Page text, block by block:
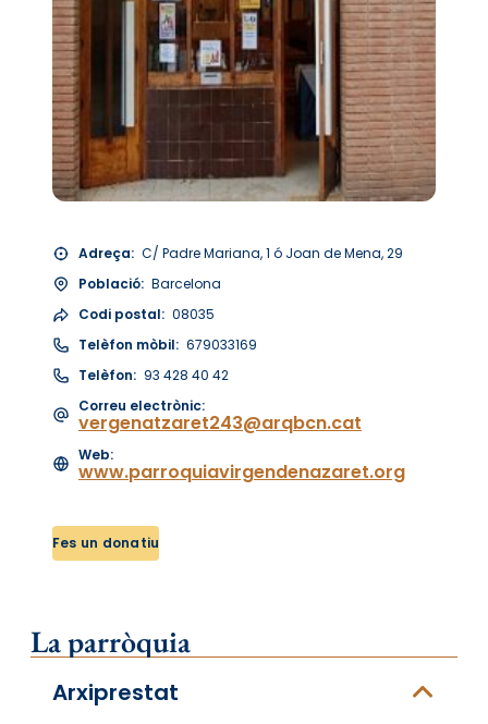
Adreça: C/ Padre Mariana, 1 ó Joan de Mena, 29
Població: Barcelona
Codi postal: 08035
Telèfon mòbil: 679033169
Telèfon: 93 428 40 42
Correu electrònic:
vergenatzaret243@arqbcn.cat
Web:
www.parroquiavirgendenazaret.org
Fes un donatiu
La parròquia
Arxiprestat